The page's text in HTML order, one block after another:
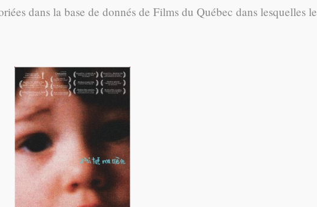
dans la base de donnés de Films du Québec dans lesquelles le
J'ai tué ma
mère